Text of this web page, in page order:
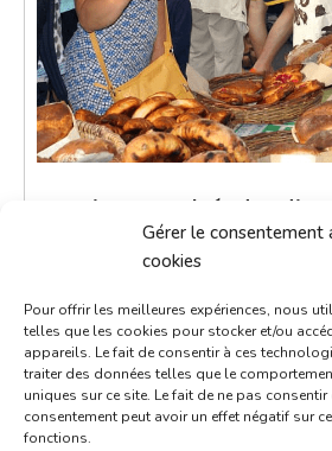
Gérer le consentement
cookies
Pour offrir les meilleures expériences, nous
telles que les cookies pour stocker et/ou
appareils. Le fait de consentir à ces
traiter des données telles que le
uniques sur ce site. Le fait de ne pas
consentement peut avoir un effet négatif sur
fonctions.
Petit marché du
8 juin 2036
Place de la République
Marchés
Le petit marché du dimanche est